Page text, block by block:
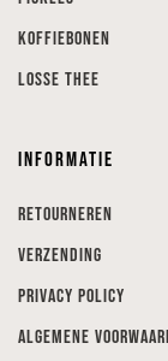
Koffiebonen
Losse thee
Informatie
Retourneren
Verzending
Privacy Policy
Algemene